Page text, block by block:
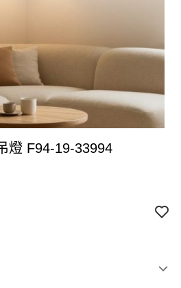
燈 F94-19-33994